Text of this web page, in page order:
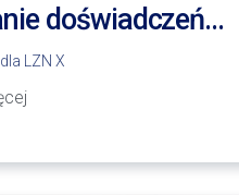
doświadczeń…
LZN X